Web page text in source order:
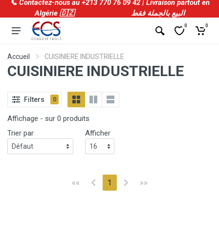
📞 Contactez-nous au +213 770 76 09 42 | Livraison partout en
Algérie 🇩🇿 البيع بالجملة فقط
0 0
Accueil CUISINIERE INDUSTRIELLE
CUISINIERE INDUSTRIELLE
Filters 0
Affichage - sur 0 produits
Trier par
Afficher
«« 1 (current)»»